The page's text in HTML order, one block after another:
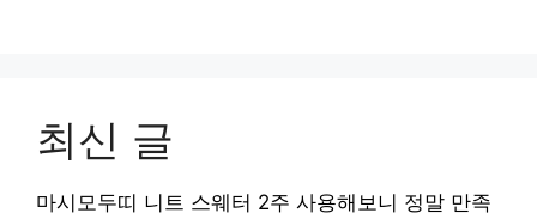
최신 글
마시모두띠 니트 스웨터 2주 사용해보니 정말 만족